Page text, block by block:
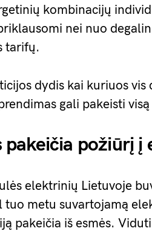
kombinacijų
nei nuo
tarifų.
dydis kai kuriuos
gali pakeisti
požiūrį į
elektrinių Lietuvoje
tuo metu suvartojamą
pakeičia iš esmės.